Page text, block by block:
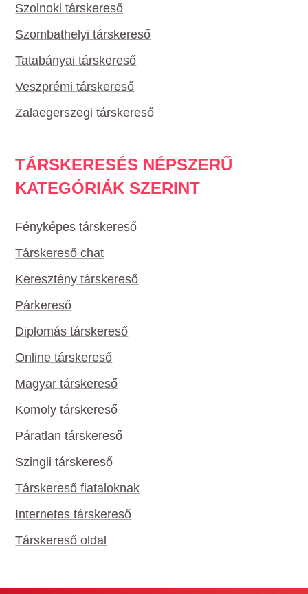
Szolnoki társkereső
Szombathelyi társkereső
Tatabányai társkereső
Veszprémi társkereső
Zalaegerszegi társkereső
TÁRSKERESÉS NÉPSZERŰ
KATEGÓRIÁK SZERINT
Fényképes társkereső
Társkereső chat
Keresztény társkereső
Párkereső
Diplomás társkereső
Online társkereső
Magyar társkereső
Komoly társkereső
Páratlan társkereső
Szingli társkereső
Társkereső fiataloknak
Internetes társkereső
Társkereső oldal